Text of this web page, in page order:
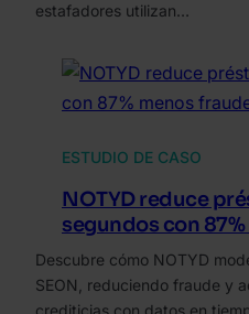
estafadores utilizan…
ESTUDIO DE CASO
NOTYD reduce
segundos con
Descubre cómo NOTYD
SEON, reduciendo fraude y
crediticias con datos en